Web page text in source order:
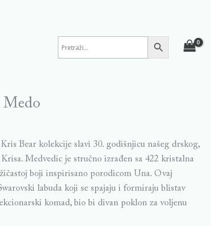
Medo
Bear kolekcije slavi 30. godišnjicu našeg drskog,
Medvedic je stručno izrađen sa 422 kristalna
boji inspirisano porodicom Una. Ovaj
labuda koji se spajaju i formiraju blistav
komad, bio bi divan poklon za voljenu